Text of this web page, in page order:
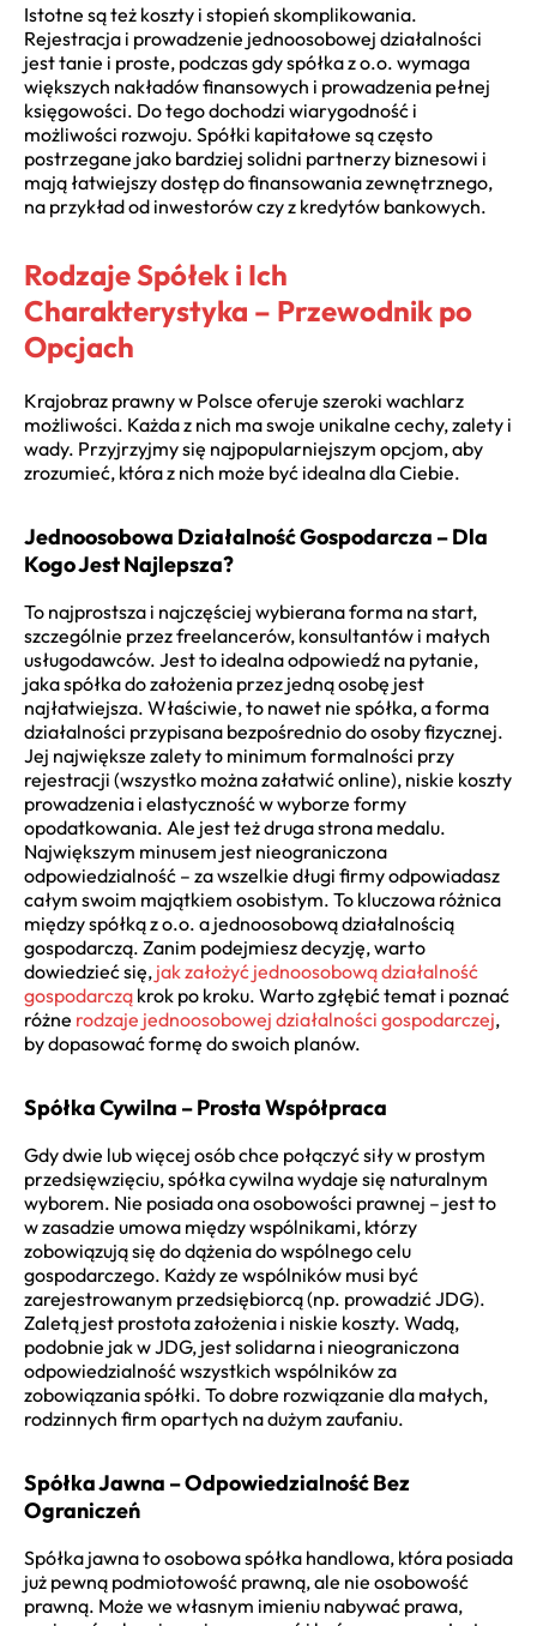
Istotne są też koszty i stopień skomplikowania.
Rejestracja i prowadzenie jednoosobowej działalności
jest tanie i proste, podczas gdy spółka z o.o. wymaga
większych nakładów finansowych i prowadzenia pełnej
księgowości. Do tego dochodzi wiarygodność i
możliwości rozwoju. Spółki kapitałowe są często
postrzegane jako bardziej solidni partnerzy biznesowi i
mają łatwiejszy dostęp do finansowania zewnętrznego,
na przykład od inwestorów czy z kredytów bankowych.
Rodzaje Spółek i Ich
Charakterystyka – Przewodnik po
Opcjach
Krajobraz prawny w Polsce oferuje szeroki wachlarz
możliwości. Każda z nich ma swoje unikalne cechy, zalety i
wady. Przyjrzyjmy się najpopularniejszym opcjom, aby
zrozumieć, która z nich może być idealna dla Ciebie.
Jednoosobowa Działalność Gospodarcza – Dla
Kogo Jest Najlepsza?
To najprostsza i najczęściej wybierana forma na start,
szczególnie przez freelancerów, konsultantów i małych
usługodawców. Jest to idealna odpowiedź na pytanie,
jaka spółka do założenia przez jedną osobę jest
najłatwiejsza. Właściwie, to nawet nie spółka, a forma
działalności przypisana bezpośrednio do osoby fizycznej.
Jej największe zalety to minimum formalności przy
rejestracji (wszystko można załatwić online), niskie koszty
prowadzenia i elastyczność w wyborze formy
opodatkowania. Ale jest też druga strona medalu.
Największym minusem jest nieograniczona
odpowiedzialność – za wszelkie długi firmy odpowiadasz
całym swoim majątkiem osobistym. To kluczowa różnica
między spółką z o.o. a jednoosobową działalnością
gospodarczą. Zanim podejmiesz decyzję, warto
dowiedzieć się, jak założyć jednoosobową działalność
gospodarczą krok po kroku. Warto zgłębić temat i poznać
różne rodzaje jednoosobowej działalności gospodarczej,
by dopasować formę do swoich planów.
Spółka Cywilna – Prosta Współpraca
Gdy dwie lub więcej osób chce połączyć siły w prostym
przedsięwzięciu, spółka cywilna wydaje się naturalnym
wyborem. Nie posiada ona osobowości prawnej – jest to
w zasadzie umowa między wspólnikami, którzy
zobowiązują się do dążenia do wspólnego celu
gospodarczego. Każdy ze wspólników musi być
zarejestrowanym przedsiębiorcą (np. prowadzić JDG).
Zaletą jest prostota założenia i niskie koszty. Wadą,
podobnie jak w JDG, jest solidarna i nieograniczona
odpowiedzialność wszystkich wspólników za
zobowiązania spółki. To dobre rozwiązanie dla małych,
rodzinnych firm opartych na dużym zaufaniu.
Spółka Jawna – Odpowiedzialność Bez
Ograniczeń
Spółka jawna to osobowa spółka handlowa, która posiada
już pewną podmiotowość prawną, ale nie osobowość
prawną. Może we własnym imieniu nabywać prawa,